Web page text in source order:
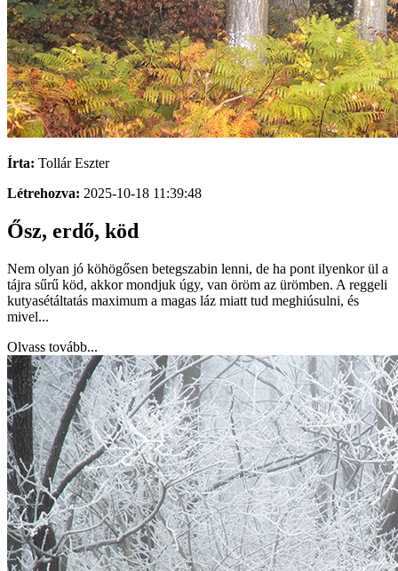
Írta: Tollár Eszter
Létrehozva: 2025-10-18 11:39:48
Ősz, erdő, köd
Nem olyan jó köhögősen betegszabin lenni, de ha pont ilyenkor ül a
tájra sűrű köd, akkor mondjuk úgy, van öröm az ürömben. A reggeli
kutyasétáltatás maximum a magas láz miatt tud meghiúsulni, és
mivel...
Olvass tovább...